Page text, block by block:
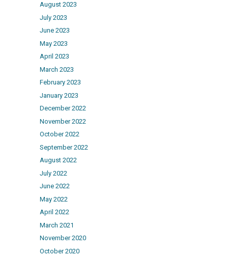
August 2023
July 2023
June 2023
May 2023
April 2023
March 2023
February 2023
January 2023
December 2022
November 2022
October 2022
September 2022
August 2022
July 2022
June 2022
May 2022
April 2022
March 2021
November 2020
October 2020